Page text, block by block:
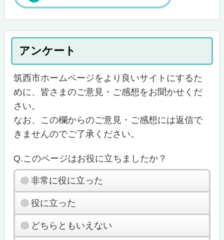
アンケート
筑西市ホームページをより良いサイトにするた
めに、皆さまのご意見・ご感想をお聞かせくだ
さい。
なお、この欄からのご意見・ご感想には返信で
きませんのでご了承ください。
Q.このページはお役に立ちましたか？
非常に役に立った
役に立った
どちらともいえない